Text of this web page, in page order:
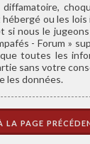
ou les
nous le
- Forum »
toutes les
sans votre
les données.
la page